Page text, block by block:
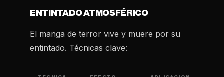
ENTINTADO ATMOSFÉRICO
El manga de terror vive y muere por su
entintado. Técnicas clave: